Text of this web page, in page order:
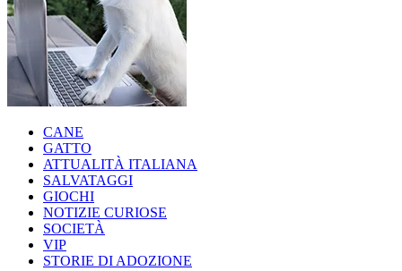
CANE
GATTO
ATTUALITÀ ITALIANA
SALVATAGGI
GIOCHI
NOTIZIE CURIOSE
SOCIETÀ
VIP
STORIE DI ADOZIONE